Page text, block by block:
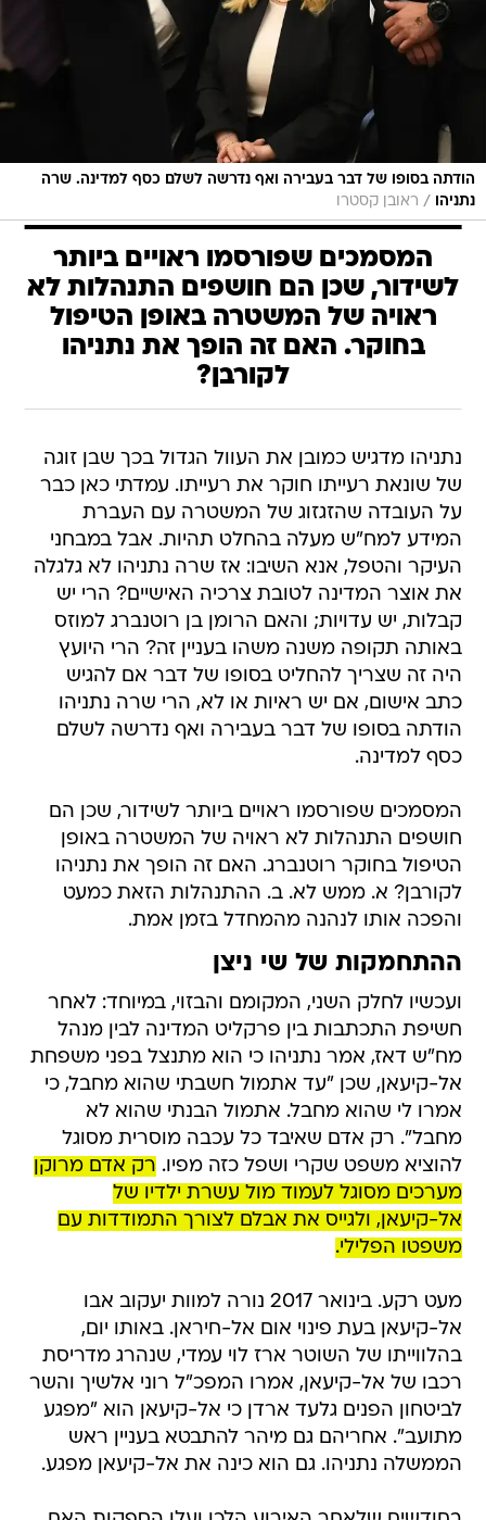
הודתה בסופו של דבר בעבירה ואף נדרשה לשלם כסף למדינה. שרה
נתניהו
/ ראובן קסטרו
המסמכים שפורסמו ראויים ביותר
לשידור, שכן הם חושפים התנהלות לא
ראויה של המשטרה באופן הטיפול
בחוקר. האם זה הופך את נתניהו
לקורבן?
נתניהו מדגיש כמובן את העוול הגדול בכך שבן זוגה
של שונאת רעייתו חוקר את רעייתו. עמדתי כאן כבר
על העובדה שהזגזוג של המשטרה עם העברת
המידע למח"ש מעלה בהחלט תהיות. אבל במבחני
העיקר והטפל, אנא השיבו: אז שרה נתניהו לא גלגלה
את אוצר המדינה לטובת צרכיה האישיים? הרי יש
קבלות, יש עדויות; והאם הרומן בן רוטנברג למוזס
באותה תקופה משנה משהו בעניין זה? הרי היועץ
היה זה שצריך להחליט בסופו של דבר אם להגיש
כתב אישום, אם יש ראיות או לא, הרי שרה נתניהו
הודתה בסופו של דבר בעבירה ואף נדרשה לשלם
כסף למדינה.
המסמכים שפורסמו ראויים ביותר לשידור, שכן הם
חושפים התנהלות לא ראויה של המשטרה באופן
הטיפול בחוקר רוטנברג. האם זה הופך את נתניהו
לקורבן? א. ממש לא. ב. ההתנהלות הזאת כמעט
והפכה אותו לנהנה מהמחדל בזמן אמת.
ההתחמקות של שי ניצן
ועכשיו לחלק השני, המקומם והבזוי, במיוחד: לאחר
חשיפת התכתבות בין פרקליט המדינה לבין מנהל
מח"ש דאז, אמר נתניהו כי הוא מתנצל בפני משפחת
אל-קיעאן, שכן "עד אתמול חשבתי שהוא מחבל, כי
אמרו לי שהוא מחבל. אתמול הבנתי שהוא לא
מחבל". רק אדם שאיבד כל עכבה מוסרית מסוגל
להוציא משפט שקרי ושפל כזה מפיו. רק אדם מרוקן
מערכים מסוגל לעמוד מול עשרת ילדיו של
אל-קיעאן, ולגייס את אבלם לצורך התמודדות עם
משפטו הפלילי.
מעט רקע. בינואר 2017 נורה למוות יעקוב אבו
אל-קיעאן בעת פינוי אום אל-חיראן. באותו יום,
בהלווייתו של השוטר ארז לוי עמדי, שנהרג מדריסת
רכבו של אל-קיעאן, אמרו המפכ"ל רוני אלשיך והשר
לביטחון הפנים גלעד ארדן כי אל-קיעאן הוא "מפגע
מתועב". אחריהם גם מיהר להתבטא בעניין ראש
הממשלה נתניהו. גם הוא כינה את אל-קיעאן מפגע.